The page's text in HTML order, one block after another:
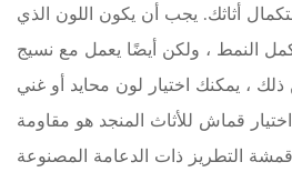
أثاثك. يجب أن يكون اللون الذي
النمط ، ولكن أيضًا يعمل مع نسيج
قماش للأثاث المنجد هو مقاومة
التطريز ذات الدعامة المصنوعة